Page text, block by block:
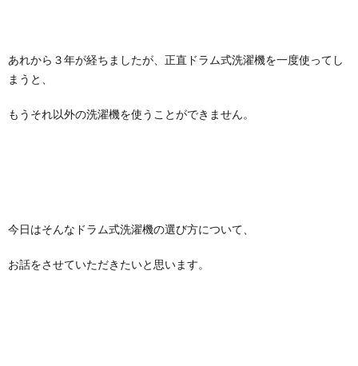
あれから３年が経ちましたが、正直ドラム式洗濯機を一度使ってし
まうと、
もうそれ以外の洗濯機を使うことができません。
今日はそんなドラム式洗濯機の選び方について、
お話をさせていただきたいと思います。